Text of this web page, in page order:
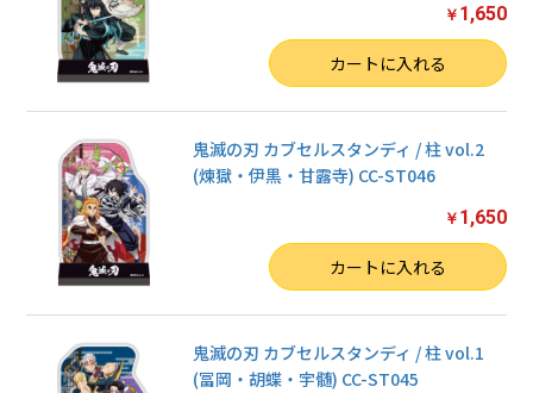
￥ 1,650
カートに入れる
鬼滅の刃 カブセルスタンディ / 柱 vol.2
(煉獄・伊黒・甘露寺) CC-ST046
￥ 1,650
カートに入れる
鬼滅の刃 カブセルスタンディ / 柱 vol.1
(冨岡・胡蝶・宇髄) CC-ST045